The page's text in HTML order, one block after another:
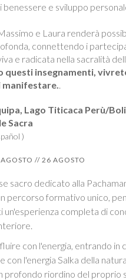
benessere e sviluppo
e Laura renderà
connettendo i
e radicata nella sacralità
insegnamenti,
manifestare..
Lago Titicaca Perù/
Sacra
)
// 26 AGOSTO
sacro dedicato alla
percorso formativo unico,
un'esperienza completa di
con l'energia, entrando
con l'energia Salka della
profondo riordino del proprio